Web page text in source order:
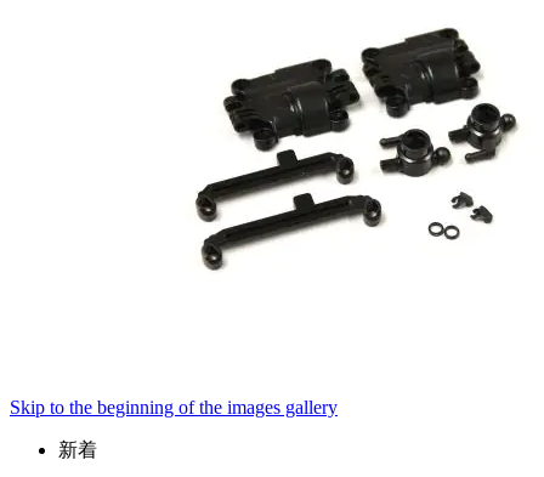
Skip to the beginning of the images gallery
新着